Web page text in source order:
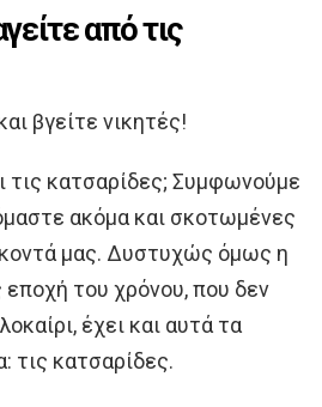
από τις
βγείτε νικητές!
τις κατσαρίδες; Συμφωνούμε
ακόμα και σκοτωμένες
κοντά μας. Δυστυχώς όμως η
του χρόνου, που δεν
έχει και αυτά τα
τις κατσαρίδες.